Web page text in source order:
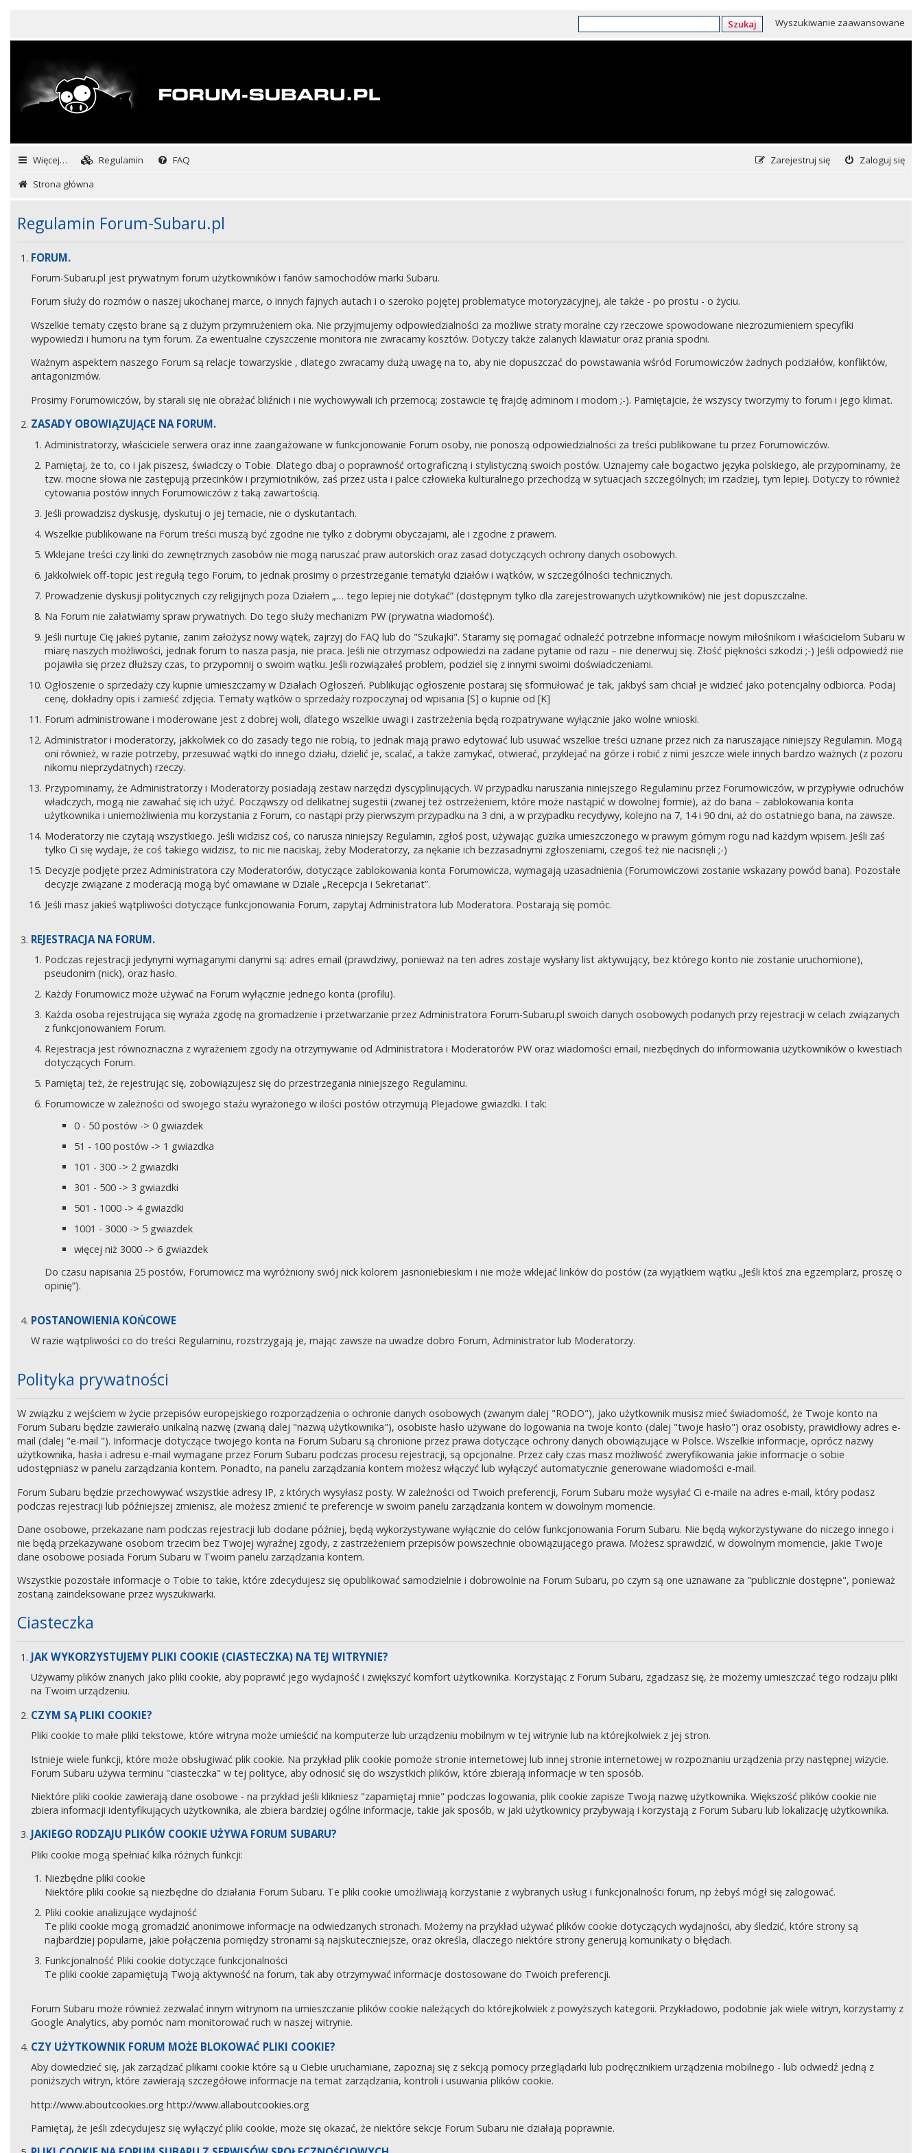
Szukaj Wyszukiwanie zaawansowane
Więcej… Regulamin FAQ Zaloguj się
Zarejestruj się
Strona główna
Regulamin Forum-Subaru.pl
FORUM.
Forum-Subaru.pl jest prywatnym forum użytkowników i fanów samochodów marki Subaru.
Forum służy do rozmów o naszej ukochanej marce, o innych fajnych autach i o szeroko pojętej problematyce motoryzacyjnej, ale także - po prostu - o życiu.
Wszelkie tematy często brane są z dużym przymrużeniem oka. Nie przyjmujemy odpowiedzialności za możliwe straty moralne czy rzeczowe spowodowane niezrozumieniem specyfiki
wypowiedzi i humoru na tym forum. Za ewentualne czyszczenie monitora nie zwracamy kosztów. Dotyczy także zalanych klawiatur oraz prania spodni.
Ważnym aspektem naszego Forum są relacje towarzyskie , dlatego zwracamy dużą uwagę na to, aby nie dopuszczać do powstawania wśród Forumowiczów żadnych podziałów, konfliktów,
antagonizmów.
Prosimy Forumowiczów, by starali się nie obrażać bliźnich i nie wychowywali ich przemocą; zostawcie tę frajdę adminom i modom ;-). Pamiętajcie, że wszyscy tworzymy to forum i jego klimat.
ZASADY OBOWIĄZUJĄCE NA FORUM.
Administratorzy, właściciele serwera oraz inne zaangażowane w funkcjonowanie Forum osoby, nie ponoszą odpowiedzialności za treści publikowane tu przez Forumowiczów.
Pamiętaj, że to, co i jak piszesz, świadczy o Tobie. Dlatego dbaj o poprawność ortograficzną i stylistyczną swoich postów. Uznajemy całe bogactwo języka polskiego, ale przypominamy, że
tzw. mocne słowa nie zastępują przecinków i przymiotników, zaś przez usta i palce człowieka kulturalnego przechodzą w sytuacjach szczególnych; im rzadziej, tym lepiej. Dotyczy to również
cytowania postów innych Forumowiczów z taką zawartością.
Jeśli prowadzisz dyskusję, dyskutuj o jej temacie, nie o dyskutantach.
Wszelkie publikowane na Forum treści muszą być zgodne nie tylko z dobrymi obyczajami, ale i zgodne z prawem.
Wklejane treści czy linki do zewnętrznych zasobów nie mogą naruszać praw autorskich oraz zasad dotyczących ochrony danych osobowych.
Jakkolwiek off-topic jest regułą tego Forum, to jednak prosimy o przestrzeganie tematyki działów i wątków, w szczególności technicznych.
Prowadzenie dyskusji politycznych czy religijnych poza Działem „… tego lepiej nie dotykać” (dostępnym tylko dla zarejestrowanych użytkowników) nie jest dopuszczalne.
Na Forum nie załatwiamy spraw prywatnych. Do tego służy mechanizm PW (prywatna wiadomość).
Jeśli nurtuje Cię jakieś pytanie, zanim założysz nowy wątek, zajrzyj do FAQ lub do "Szukajki". Staramy się pomagać odnaleźć potrzebne informacje nowym miłośnikom i właścicielom Subaru w
miarę naszych możliwości, jednak forum to nasza pasja, nie praca. Jeśli nie otrzymasz odpowiedzi na zadane pytanie od razu – nie denerwuj się. Złość piękności szkodzi ;-) Jeśli odpowiedź nie
pojawiła się przez dłuższy czas, to przypomnij o swoim wątku. Jeśli rozwiązałeś problem, podziel się z innymi swoimi doświadczeniami.
Ogłoszenie o sprzedaży czy kupnie umieszczamy w Działach Ogłoszeń. Publikując ogłoszenie postaraj się sformułować je tak, jakbyś sam chciał je widzieć jako potencjalny odbiorca. Podaj
cenę, dokładny opis i zamieść zdjęcia. Tematy wątków o sprzedaży rozpoczynaj od wpisania [S] o kupnie od [K]
Forum administrowane i moderowane jest z dobrej woli, dlatego wszelkie uwagi i zastrzeżenia będą rozpatrywane wyłącznie jako wolne wnioski.
Administrator i moderatorzy, jakkolwiek co do zasady tego nie robią, to jednak mają prawo edytować lub usuwać wszelkie treści uznane przez nich za naruszające niniejszy Regulamin. Mogą
oni również, w razie potrzeby, przesuwać wątki do innego działu, dzielić je, scalać, a także zamykać, otwierać, przyklejać na górze i robić z nimi jeszcze wiele innych bardzo ważnych (z pozoru
nikomu nieprzydatnych) rzeczy.
Przypominamy, że Administratorzy i Moderatorzy posiadają zestaw narzędzi dyscyplinujących. W przypadku naruszania niniejszego Regulaminu przez Forumowiczów, w przypływie odruchów
władczych, mogą nie zawahać się ich użyć. Począwszy od delikatnej sugestii (zwanej też ostrzeżeniem, które może nastąpić w dowolnej formie), aż do bana – zablokowania konta
użytkownika i uniemożliwienia mu korzystania z Forum, co nastąpi przy pierwszym przypadku na 3 dni, a w przypadku recydywy, kolejno na 7, 14 i 90 dni, aż do ostatniego bana, na zawsze.
Moderatorzy nie czytają wszystkiego. Jeśli widzisz coś, co narusza niniejszy Regulamin, zgłoś post, używając guzika umieszczonego w prawym górnym rogu nad każdym wpisem. Jeśli zaś
tylko Ci się wydaje, że coś takiego widzisz, to nic nie naciskaj, żeby Moderatorzy, za nękanie ich bezzasadnymi zgłoszeniami, czegoś też nie nacisnęli ;-)
Decyzje podjęte przez Administratora czy Moderatorów, dotyczące zablokowania konta Forumowicza, wymagają uzasadnienia (Forumowiczowi zostanie wskazany powód bana). Pozostałe
decyzje związane z moderacją mogą być omawiane w Dziale „Recepcja i Sekretariat”.
Jeśli masz jakieś wątpliwości dotyczące funkcjonowania Forum, zapytaj Administratora lub Moderatora. Postarają się pomóc.
REJESTRACJA NA FORUM.
Podczas rejestracji jedynymi wymaganymi danymi są: adres email (prawdziwy, ponieważ na ten adres zostaje wysłany list aktywujący, bez którego konto nie zostanie uruchomione),
pseudonim (nick), oraz hasło.
Każdy Forumowicz może używać na Forum wyłącznie jednego konta (profilu).
Każda osoba rejestrująca się wyraża zgodę na gromadzenie i przetwarzanie przez Administratora Forum-Subaru.pl swoich danych osobowych podanych przy rejestracji w celach związanych
z funkcjonowaniem Forum.
Rejestracja jest równoznaczna z wyrażeniem zgody na otrzymywanie od Administratora i Moderatorów PW oraz wiadomości email, niezbędnych do informowania użytkowników o kwestiach
dotyczących Forum.
Pamiętaj też, że rejestrując się, zobowiązujesz się do przestrzegania niniejszego Regulaminu.
Forumowicze w zależności od swojego stażu wyrażonego w ilości postów otrzymują Plejadowe gwiazdki. I tak:
0 - 50 postów -> 0 gwiazdek
51 - 100 postów -> 1 gwiazdka
101 - 300 -> 2 gwiazdki
301 - 500 -> 3 gwiazdki
501 - 1000 -> 4 gwiazdki
1001 - 3000 -> 5 gwiazdek
więcej niż 3000 -> 6 gwiazdek
Do czasu napisania 25 postów, Forumowicz ma wyróżniony swój nick kolorem jasnoniebieskim i nie może wklejać linków do postów (za wyjątkiem wątku „Jeśli ktoś zna egzemplarz, proszę o
opinię”).
POSTANOWIENIA KOŃCOWE
W razie wątpliwości co do treści Regulaminu, rozstrzygają je, mając zawsze na uwadze dobro Forum, Administrator lub Moderatorzy.
Polityka prywatności
W związku z wejściem w życie przepisów europejskiego rozporządzenia o ochronie danych osobowych (zwanym dalej "RODO"), jako użytkownik musisz mieć świadomość, że Twoje konto na
Forum Subaru będzie zawierało unikalną nazwę (zwaną dalej "nazwą użytkownika"), osobiste hasło używane do logowania na twoje konto (dalej "twoje hasło") oraz osobisty, prawidłowy adres e-
mail (dalej "e-mail "). Informacje dotyczące twojego konta na Forum Subaru są chronione przez prawa dotyczące ochrony danych obowiązujące w Polsce. Wszelkie informacje, oprócz nazwy
użytkownika, hasła i adresu e-mail wymagane przez Forum Subaru podczas procesu rejestracji, są opcjonalne. Przez cały czas masz możliwość zweryfikowania jakie informacje o sobie
udostępniasz w panelu zarządzania kontem. Ponadto, na panelu zarządzania kontem możesz włączyć lub wyłączyć automatycznie generowane wiadomości e-mail.
Forum Subaru będzie przechowywać wszystkie adresy IP, z których wysyłasz posty. W zależności od Twoich preferencji, Forum Subaru może wysyłać Ci e-maile na adres e-mail, który podasz
podczas rejestracji lub późniejszej zmienisz, ale możesz zmienić te preferencje w swoim panelu zarządzania kontem w dowolnym momencie.
Dane osobowe, przekazane nam podczas rejestracji lub dodane później, będą wykorzystywane wyłącznie do celów funkcjonowania Forum Subaru. Nie będą wykorzystywane do niczego innego i
nie będą przekazywane osobom trzecim bez Twojej wyraźnej zgody, z zastrzeżeniem przepisów powszechnie obowiązującego prawa. Możesz sprawdzić, w dowolnym momencie, jakie Twoje
dane osobowe posiada Forum Subaru w Twoim panelu zarządzania kontem.
Wszystkie pozostałe informacje o Tobie to takie, które zdecydujesz się opublikować samodzielnie i dobrowolnie na Forum Subaru, po czym są one uznawane za "publicznie dostępne", ponieważ
zostaną zaindeksowane przez wyszukiwarki.
Ciasteczka
JAK WYKORZYSTUJEMY PLIKI COOKIE (CIASTECZKA) NA TEJ WITRYNIE?
Używamy plików znanych jako pliki cookie, aby poprawić jego wydajność i zwiększyć komfort użytkownika. Korzystając z Forum Subaru, zgadzasz się, że możemy umieszczać tego rodzaju pliki
na Twoim urządzeniu.
CZYM SĄ PLIKI COOKIE?
Pliki cookie to małe pliki tekstowe, które witryna może umieścić na komputerze lub urządzeniu mobilnym w tej witrynie lub na którejkolwiek z jej stron.
Istnieje wiele funkcji, które może obsługiwać plik cookie. Na przykład plik cookie pomoże stronie internetowej lub innej stronie internetowej w rozpoznaniu urządzenia przy następnej wizycie.
Forum Subaru używa terminu "ciasteczka" w tej polityce, aby odnosić się do wszystkich plików, które zbierają informacje w ten sposób.
Niektóre pliki cookie zawierają dane osobowe - na przykład jeśli klikniesz "zapamiętaj mnie" podczas logowania, plik cookie zapisze Twoją nazwę użytkownika. Większość plików cookie nie
zbiera informacji identyfikujących użytkownika, ale zbiera bardziej ogólne informacje, takie jak sposób, w jaki użytkownicy przybywają i korzystają z Forum Subaru lub lokalizację użytkownika.
JAKIEGO RODZAJU PLIKÓW COOKIE UŻYWA FORUM SUBARU?
Pliki cookie mogą spełniać kilka różnych funkcji:
Niezbędne pliki cookie
Niektóre pliki cookie są niezbędne do działania Forum Subaru. Te pliki cookie umożliwiają korzystanie z wybranych usług i funkcjonalności forum, np żebyś mógł się zalogować.
Pliki cookie analizujące wydajność
Te pliki cookie mogą gromadzić anonimowe informacje na odwiedzanych stronach. Możemy na przykład używać plików cookie dotyczących wydajności, aby śledzić, które strony są
najbardziej popularne, jakie połączenia pomiędzy stronami są najskuteczniejsze, oraz określa, dlaczego niektóre strony generują komunikaty o błędach.
Funkcjonalność Pliki cookie dotyczące funkcjonalności
Te pliki cookie zapamiętują Twoją aktywność na forum, tak aby otrzymywać informacje dostosowane do Twoich preferencji.
Forum Subaru może również zezwalać innym witrynom na umieszczanie plików cookie należących do którejkolwiek z powyższych kategorii. Przykładowo, podobnie jak wiele witryn, korzystamy z
Google Analytics, aby pomóc nam monitorować ruch w naszej witrynie.
CZY UŻYTKOWNIK FORUM MOŻE BLOKOWAĆ PLIKI COOKIE?
Aby dowiedzieć się, jak zarządzać plikami cookie które są u Ciebie uruchamiane, zapoznaj się z sekcją pomocy przeglądarki lub podręcznikiem urządzenia mobilnego - lub odwiedź jedną z
poniższych witryn, które zawierają szczegółowe informacje na temat zarządzania, kontroli i usuwania plików cookie.
http://www.aboutcookies.org http://www.allaboutcookies.org
Pamiętaj, że jeśli zdecydujesz się wyłączyć pliki cookie, może się okazać, że niektóre sekcje Forum Subaru nie działają poprawnie.